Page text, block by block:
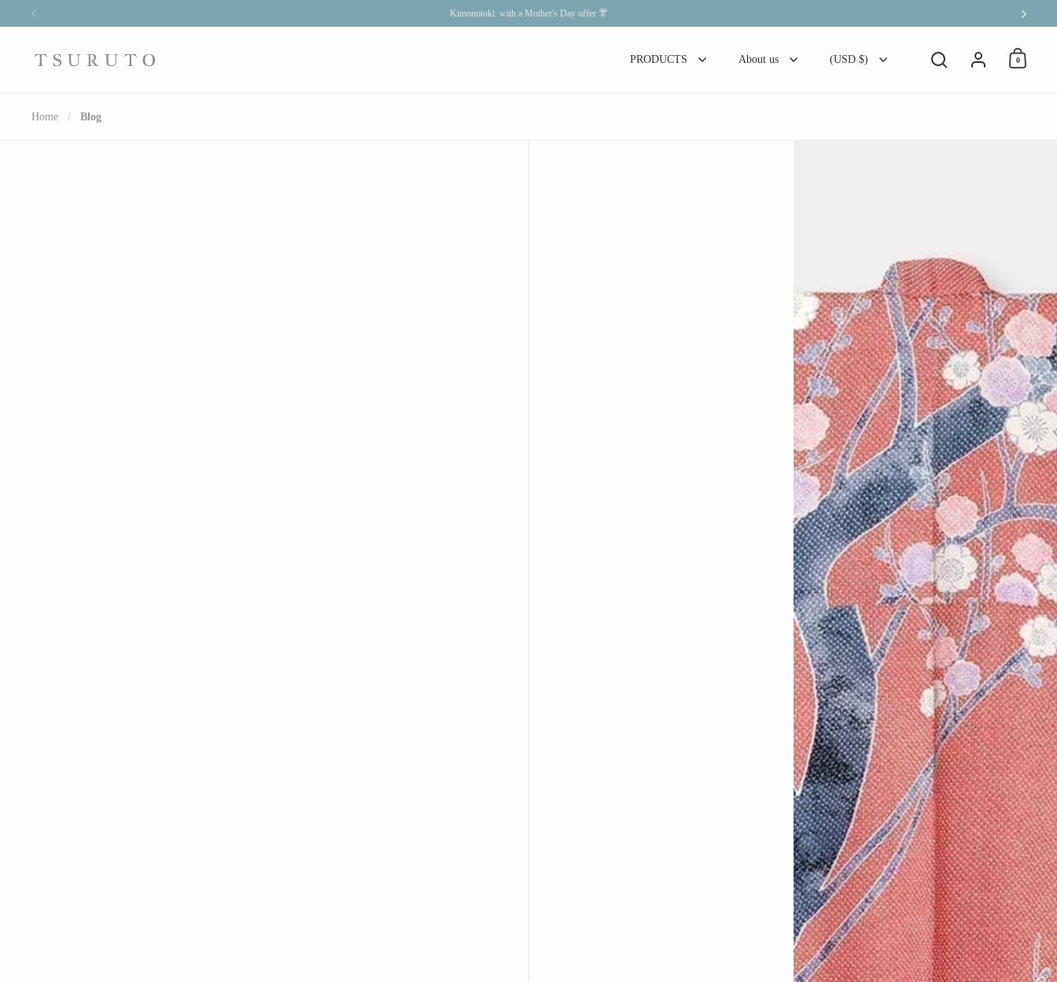
Skip to content
Previous
Kimonotoki: with a Mother's Day offer 👘
Next
PRODUCTS About us (USD $) Open search
Account
Open
0
Home / Blog